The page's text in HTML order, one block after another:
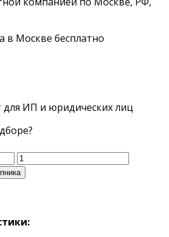
в Москве бесплатно
для ИП и юридических лиц